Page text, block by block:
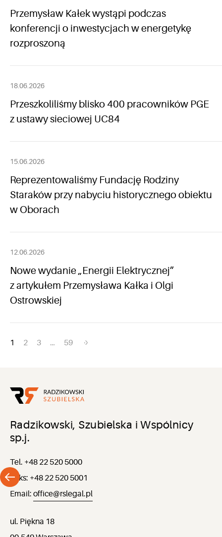
Przemysław Kałek wystąpi podczas
konferencji o inwestycjach w energetykę
rozproszoną
18.06.2026
Przeszkoliliśmy blisko 400 pracowników PGE
z ustawy sieciowej UC84
15.06.2026
Reprezentowaliśmy Fundację Rodziny
Staraków przy nabyciu historycznego obiektu
w Oborach
12.06.2026
Nowe wydanie „Energii Elektrycznej”
z artykułem Przemysława Kałka i Olgi
Ostrowskiej
Nawigacja
1 2 3 … 59
Radzikowski, Szubielska i Wspólnicy
sp.j.
Tel. +48 22 520 5000
Faks: +48 22 520 5001
Email: office@rslegal.pl
ul. Piękna 18